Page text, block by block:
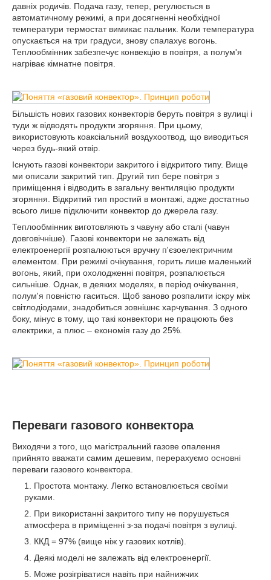
давніх родичів. Подача газу, тепер, регулюється в
автоматичному режимі, а при досягненні необхідної
температури термостат вимикає пальник. Коли температура
опускається на три градуси, знову спалахує вогонь.
Теплообмінник забезпечує конвекцію в повітря, а полум'я
нагріває кімнатне повітря.
Більшість нових газових конвекторів беруть повітря з вулиці і
туди ж відводять продукти згоряння. При цьому,
використовують коаксіальний воздухоотвод, що виводиться
через будь-який отвір.
Існують газові конвектори закритого і відкритого типу. Вище
ми описали закритий тип. Другий тип бере повітря з
приміщення і відводить в загальну вентиляцію продукти
згоряння. Відкритий тип простий в монтажі, адже достатньо
всього лише підключити конвектор до джерела газу.
Теплообмінник виготовляють з чавуну або сталі (чавун
довговічніше). Газові конвектори не залежать від
електроенергії розпалюються вручну п'єзоелектричним
елементом. При режимі очікування, горить лише маленький
вогонь, який, при охолодженні повітря, розпалюється
сильніше. Однак, в деяких моделях, в період очікування,
полум'я повністю гаситься. Щоб заново розпалити іскру між
світлодіодами, знадобиться зовнішнє харчування. З одного
боку, мінус в тому, що такі конвектори не працюють без
електрики, а плюс – економія газу до 25%.
Переваги газового конвектора
Виходячи з того, що магістральний газове опалення
прийнято вважати самим дешевим, перерахуємо основні
переваги газового конвектора.
Простота монтажу. Легко встановлюється своїми
руками.
При використанні закритого типу не порушується
атмосфера в приміщенні з-за подачі повітря з вулиці.
ККД = 97% (вище ніж у газових котлів).
Деякі моделі не залежать від електроенергії.
Може розігріватися навіть при найнижчих